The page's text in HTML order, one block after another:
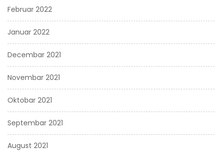
Februar 2022
Januar 2022
Decembar 2021
Novembar 2021
Oktobar 2021
Septembar 2021
August 2021